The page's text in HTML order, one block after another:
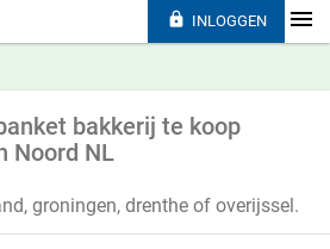
bakkerij te koop
Noord NL
groningen, drenthe of overijssel.
 INLOGGEN